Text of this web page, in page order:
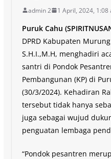
admin 2 1 April, 2024, 1:08
Puruk Cahu
DPRD Kabupaten
S.H.I.,M.H, menghadiri
santri di Pondok
Pembangunan (KP) di
(30/3/2024). Kehadiran
tersebut tidak hanya
juga sebagai wujud
penguatan lembaga
“Pondok pesantren